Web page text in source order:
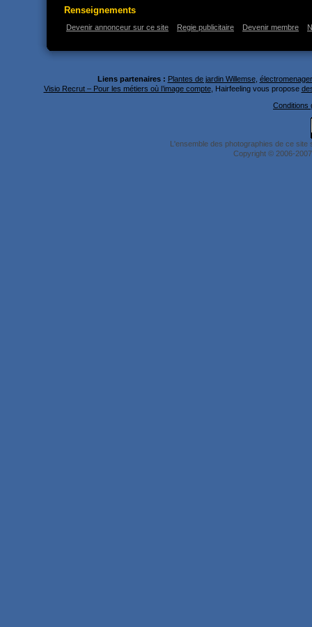
Renseignements
Devenir annonceur sur ce site Regie publicitaire Devenir membre
Liens partenaires : Plantes de jardin Willemse,
Visio Recrut – Pour les métiers où l’image compte, Hairfeeling vous propose
Conditions
L'ensemble des photographies de ce
Copyright © 2006-